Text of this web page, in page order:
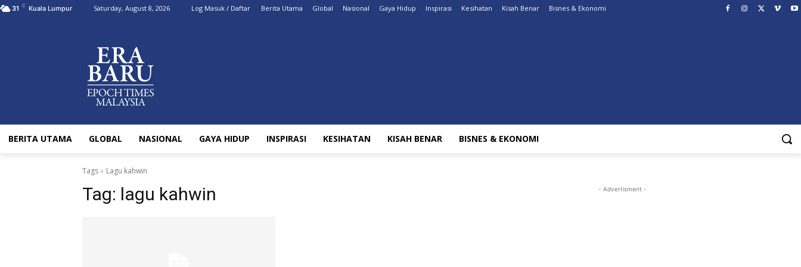
31 C Kuala Lumpur Saturday, August 8, 2026 Log Masuk / Daftar Berita Utama Global Nasional Gaya Hidup Inspirasi Kesihatan Kisah Benar Bisnes & Ekonomi
BERITA UTAMA GLOBAL NASIONAL GAYA HIDUP INSPIRASI KESIHATAN KISAH BENAR BISNES & EKONOMI
Tags Lagu kahwin
Tag: lagu kahwin - Advertisment -